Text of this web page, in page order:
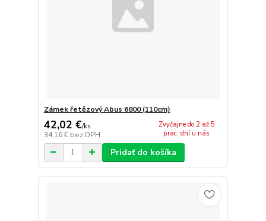
Zámek řetězový Abus 6800 (110cm)
42,02 €/ks
34,16 € bez DPH
Zvyčajne do 2 až 5
prac. dní u nás
Pridať do košíka